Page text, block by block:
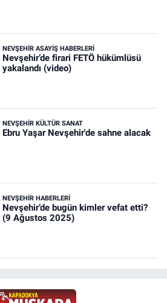
NEVŞEHIR ASAYIŞ HABERLERI
Nevşehir’de firari FETÖ hükümlüsü
yakalandı (video)
NEVŞEHIR KÜLTÜR SANAT
Ebru Yaşar Nevşehir'de sahne alacak
NEVŞEHIR HABERLERI
Nevşehir’de bugün kimler vefat etti?
(9 Ağustos 2025)